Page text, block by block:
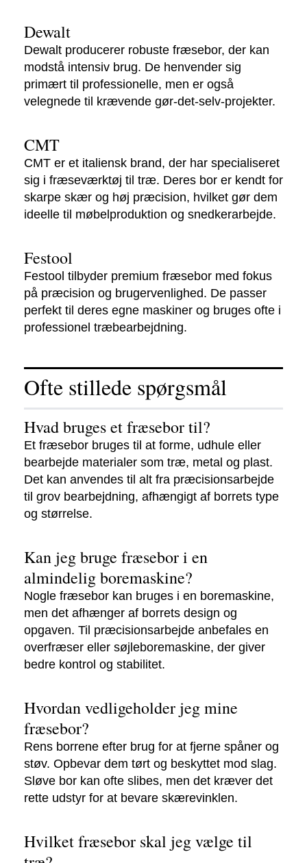
Dewalt
Dewalt producerer robuste fræsebor, der kan
modstå intensiv brug. De henvender sig
primært til professionelle, men er også
velegnede til krævende gør-det-selv-projekter.
CMT
CMT er et italiensk brand, der har specialiseret
sig i fræseværktøj til træ. Deres bor er kendt for
skarpe skær og høj præcision, hvilket gør dem
ideelle til møbelproduktion og snedkerarbejde.
Festool
Festool tilbyder premium fræsebor med fokus
på præcision og brugervenlighed. De passer
perfekt til deres egne maskiner og bruges ofte i
professionel træbearbejdning.
Ofte stillede spørgsmål
Hvad bruges et fræsebor til?
Et fræsebor bruges til at forme, udhule eller
bearbejde materialer som træ, metal og plast.
Det kan anvendes til alt fra præcisionsarbejde
til grov bearbejdning, afhængigt af borrets type
og størrelse.
Kan jeg bruge fræsebor i en
almindelig boremaskine?
Nogle fræsebor kan bruges i en boremaskine,
men det afhænger af borrets design og
opgaven. Til præcisionsarbejde anbefales en
overfræser eller søjleboremaskine, der giver
bedre kontrol og stabilitet.
Hvordan vedligeholder jeg mine
fræsebor?
Rens borrene efter brug for at fjerne spåner og
støv. Opbevar dem tørt og beskyttet mod slag.
Sløve bor kan ofte slibes, men det kræver det
rette udstyr for at bevare skærevinklen.
Hvilket fræsebor skal jeg vælge til